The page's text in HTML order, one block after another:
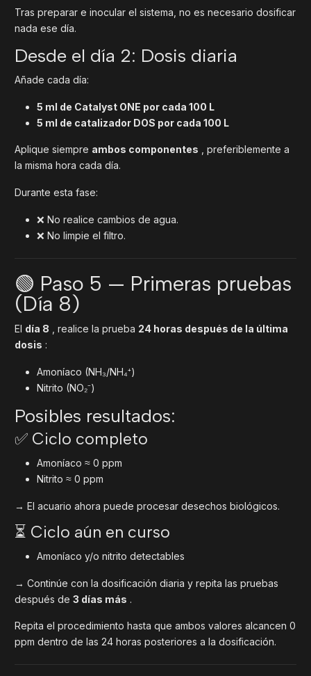
Tras preparar e inocular el sistema, no es necesario dosificar
nada ese día.
Desde el día 2: Dosis diaria
Añade cada día:
5 ml de Catalyst ONE por cada 100 L
5 ml de catalizador DOS por cada 100 L
Aplique siempre ambos componentes , preferiblemente a
la misma hora cada día.
Durante esta fase:
❌ No realice cambios de agua.
❌ No limpie el filtro.
🟢 Paso 5 — Primeras pruebas
(Día 8)
El día 8 , realice la prueba 24 horas después de la última
dosis :
Amoníaco (NH₃/NH₄⁺)
Nitrito (NO₂⁻)
Posibles resultados:
✅ Ciclo completo
Amoníaco ≈ 0 ppm
Nitrito ≈ 0 ppm
→ El acuario ahora puede procesar desechos biológicos.
⏳ Ciclo aún en curso
Amoníaco y/o nitrito detectables
→ Continúe con la dosificación diaria y repita las pruebas
después de 3 días más .
Repita el procedimiento hasta que ambos valores alcancen 0
ppm dentro de las 24 horas posteriores a la dosificación.